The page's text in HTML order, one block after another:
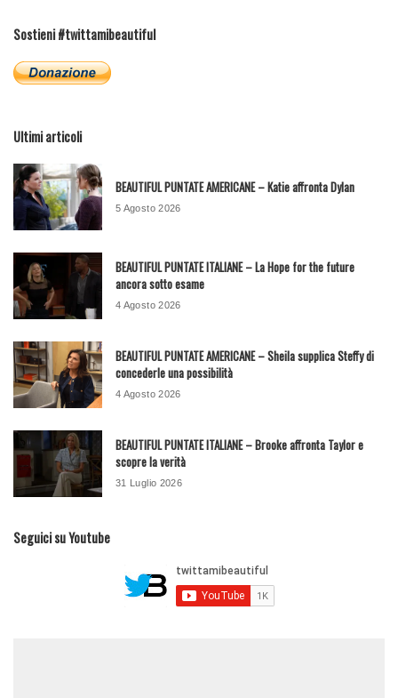
Sostieni #twittamibeautiful
Ultimi articoli
BEAUTIFUL PUNTATE AMERICANE – Katie affronta Dylan
5 Agosto 2026
BEAUTIFUL PUNTATE ITALIANE – La Hope for the future
ancora sotto esame
4 Agosto 2026
BEAUTIFUL PUNTATE AMERICANE – Sheila supplica Steffy di
concederle una possibilità
4 Agosto 2026
BEAUTIFUL PUNTATE ITALIANE – Brooke affronta Taylor e
scopre la verità
31 Luglio 2026
Seguici su Youtube